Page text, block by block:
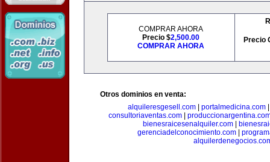
COMPRAR AHORA
Precio $2,500.00
COMPRAR AHORA
Precio
Otros dominios en venta:
alquileresgesell.com| portalmedicina.com
consultoriaventas.com|
bienesraicesenalquiler.com|
gerenciadelconocimiento.com